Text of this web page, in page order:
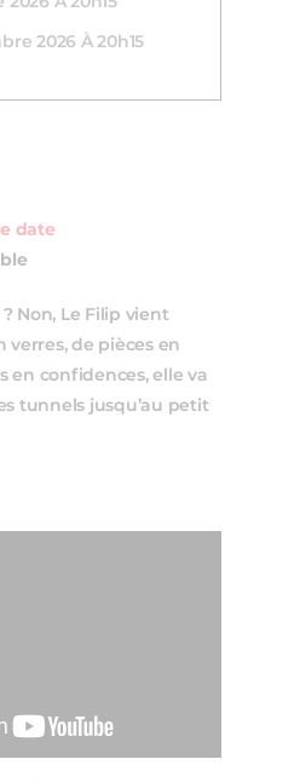
2026 À 20h15
date
Non, Le Filip vient
verres, de pièces en
en confidences, elle va
tunnels jusqu’au petit